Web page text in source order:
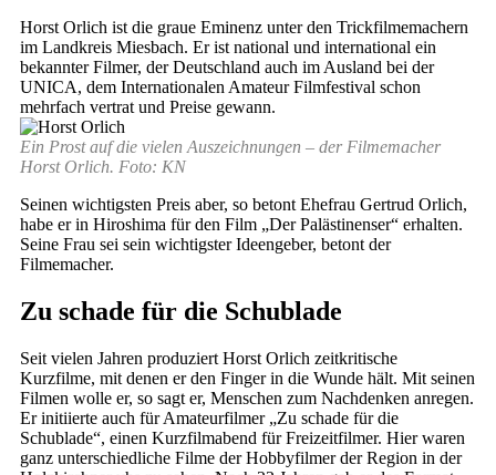
Horst Orlich ist die graue Eminenz unter den Trickfilmemachern
im Landkreis Miesbach. Er ist national und international ein
bekannter Filmer, der Deutschland auch im Ausland bei der
UNICA, dem Internationalen Amateur Filmfestival schon
mehrfach vertrat und Preise gewann.
Ein Prost auf die vielen Auszeichnungen – der Filmemacher
Horst Orlich. Foto: KN
Seinen wichtigsten Preis aber, so betont Ehefrau Gertrud Orlich,
habe er in Hiroshima für den Film „Der Palästinenser“ erhalten.
Seine Frau sei sein wichtigster Ideengeber, betont der
Filmemacher.
Zu schade für die Schublade
Seit vielen Jahren produziert Horst Orlich zeitkritische
Kurzfilme, mit denen er den Finger in die Wunde hält. Mit seinen
Filmen wolle er, so sagt er, Menschen zum Nachdenken anregen.
Er initiierte auch für Amateurfilmer „Zu schade für die
Schublade“, einen Kurzfilmabend für Freizeitfilmer. Hier waren
ganz unterschiedliche Filme der Hobbyfilmer der Region in der